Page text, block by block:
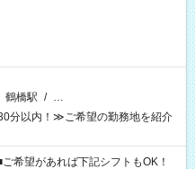
鶴橋駅 / …
分以内！≫ご希望の勤務地を紹介